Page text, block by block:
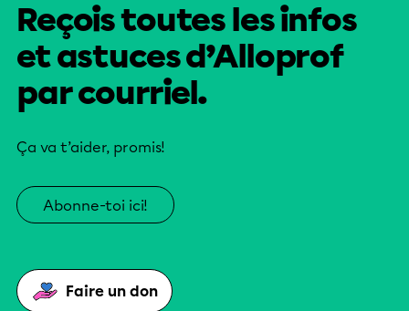
Reçois toutes les infos
et astuces d’Alloprof
par courriel.
Ça va t’aider, promis!
Abonne-toi ici!
Faire un don